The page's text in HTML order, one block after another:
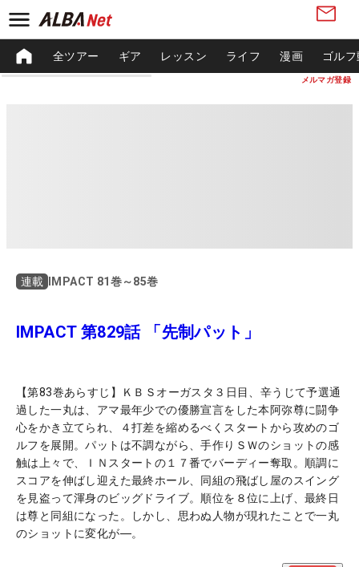
メルマガ登録
全ツアー ギア レッスン ライフ 漫画 ゴル
連載 IMPACT 81巻～85巻
IMPACT 第829話 「先制パット」
【第83巻あらすじ】ＫＢＳオーガスタ３日目、辛うじて予選通
過した一丸は、アマ最年少での優勝宣言をした本阿弥尊に闘争
心をかき立てられ、４打差を縮めるべくスタートから攻めのゴ
ルフを展開。パットは不調ながら、手作りＳＷのショットの感
触は上々で、ＩＮスタートの１７番でバーディー奪取。順調に
スコアを伸ばし迎えた最終ホール、同組の飛ばし屋のスイング
を見盗って渾身のビッグドライブ。順位を８位に上げ、最終日
は尊と同組になった。しかし、思わぬ人物が現れたことで一丸
のショットに変化が―。